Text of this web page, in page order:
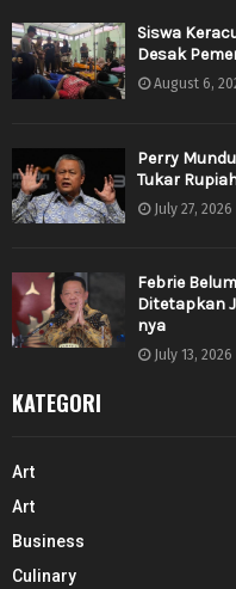
Siswa
Desak
August 6,
Perry
Tukar
July 27, 2026
Febrie
Ditetapkan
nya
July 13, 2026
KATEGORI
Art
Art
Business
Culinary